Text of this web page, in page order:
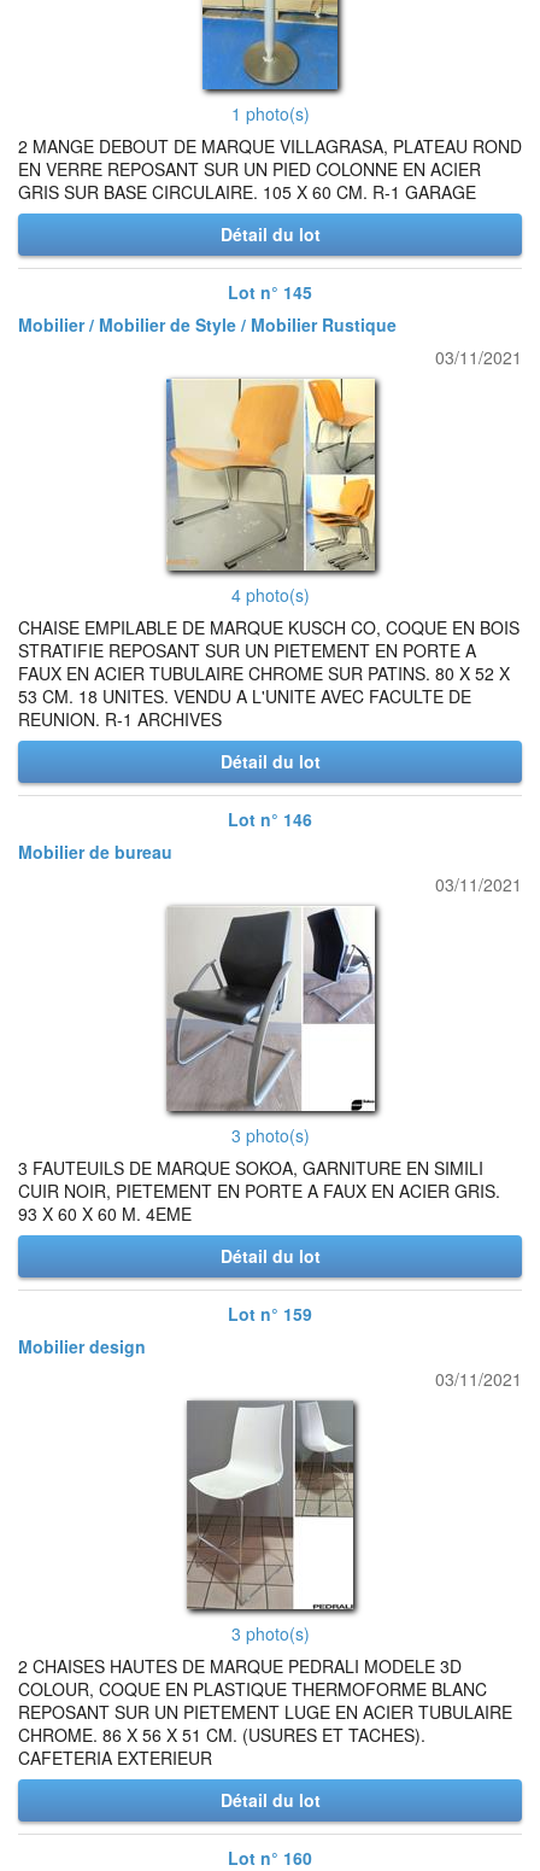
1 photo(s)
2 MANGE DEBOUT DE MARQUE VILLAGRASA, PLATEAU ROND
EN VERRE REPOSANT SUR UN PIED COLONNE EN ACIER
GRIS SUR BASE CIRCULAIRE. 105 X 60 CM. R-1 GARAGE
Détail du lot
Lot n° 145
Mobilier / Mobilier de Style / Mobilier Rustique
03/11/2021
4 photo(s)
CHAISE EMPILABLE DE MARQUE KUSCH CO, COQUE EN BOIS
STRATIFIE REPOSANT SUR UN PIETEMENT EN PORTE A
FAUX EN ACIER TUBULAIRE CHROME SUR PATINS. 80 X 52 X
53 CM. 18 UNITES. VENDU A L'UNITE AVEC FACULTE DE
REUNION. R-1 ARCHIVES
Détail du lot
Lot n° 146
Mobilier de bureau
03/11/2021
3 photo(s)
3 FAUTEUILS DE MARQUE SOKOA, GARNITURE EN SIMILI
CUIR NOIR, PIETEMENT EN PORTE A FAUX EN ACIER GRIS.
93 X 60 X 60 M. 4EME
Détail du lot
Lot n° 159
Mobilier design
03/11/2021
3 photo(s)
2 CHAISES HAUTES DE MARQUE PEDRALI MODELE 3D
COLOUR, COQUE EN PLASTIQUE THERMOFORME BLANC
REPOSANT SUR UN PIETEMENT LUGE EN ACIER TUBULAIRE
CHROME. 86 X 56 X 51 CM. (USURES ET TACHES).
CAFETERIA EXTERIEUR
Détail du lot
Lot n° 160